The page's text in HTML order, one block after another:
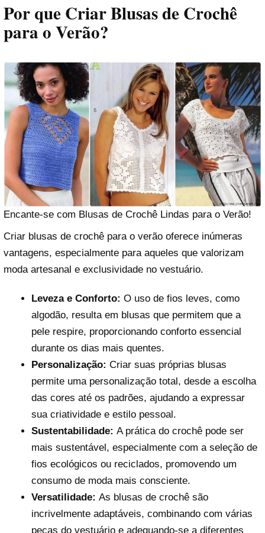
Por que Criar Blusas de Crochê
para o Verão?
Encante-se com Blusas de Crochê Lindas para o Verão!
Criar blusas de crochê para o verão oferece inúmeras
vantagens, especialmente para aqueles que valorizam
moda artesanal e exclusividade no vestuário.
Leveza e Conforto: O uso de fios leves, como
algodão, resulta em blusas que permitem que a
pele respire, proporcionando conforto essencial
durante os dias mais quentes.
Personalização: Criar suas próprias blusas
permite uma personalização total, desde a escolha
das cores até os padrões, ajudando a expressar
sua criatividade e estilo pessoal.
Sustentabilidade: A prática do crochê pode ser
mais sustentável, especialmente com a seleção de
fios ecológicos ou reciclados, promovendo um
consumo de moda mais consciente.
Versatilidade: As blusas de crochê são
incrivelmente adaptáveis, combinando com várias
peças do vestuário e adequando-se a diferentes